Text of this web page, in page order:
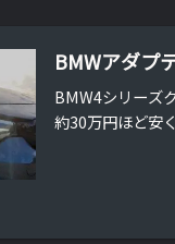
BMWアダプ
BMW4シリーズ
約30万円ほど安